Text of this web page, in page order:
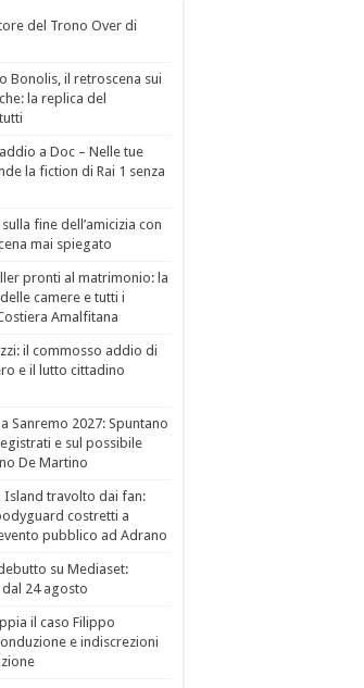
del Trono Over di
Bonolis, il retroscena sui
la replica del
a Doc – Nelle tue
la fiction di Rai 1 senza
fine dell’amicizia con
mai spiegato
pronti al matrimonio: la
camere e tutti i
Amalfitana
il commosso addio di
e il lutto cittadino
Sanremo 2027: Spuntano
e sul possibile
De Martino
Island travolto dai fan:
costretti a
pubblico ad Adrano
su Mediaset:
24 agosto
il caso Filippo
e indiscrezioni